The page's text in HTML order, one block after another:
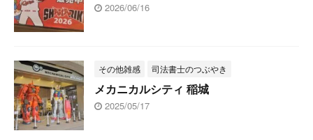
2026/06/16
その他雑感 司法書士のつぶやき
メカニカルシティ 稲城
2025/05/17